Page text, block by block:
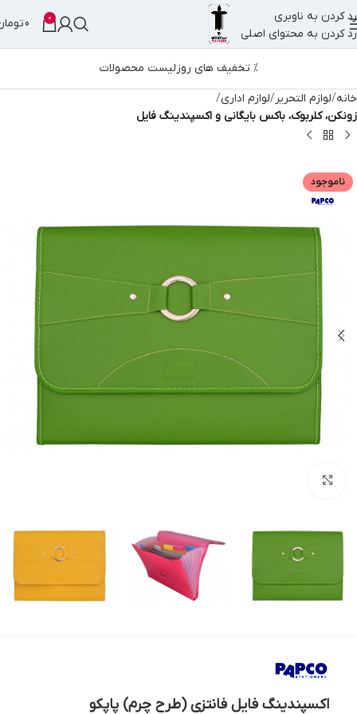
رد کردن به ناوبری
رد کردن به محتوای اصلی
0
0
% تخفیف های روزلیست محصولات
خانه لوازم التحریر لوازم اداری
زونکن، کلربوک، باکس بایگانی و اکسپندینگ فایل
ناموجود
اکسپندینگ فایل فانتزی (طرح چرم) پاپکو